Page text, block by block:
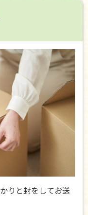
りと封をしてお送